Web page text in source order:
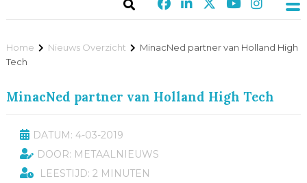
Home Nieuws Overzicht
MinacNed partner van Holland High
Tech
MinacNed partner van Holland High Tech
DATUM: 4-03-2019
DOOR: METAALNIEUWS
LEESTIJD: 2 MINUTEN